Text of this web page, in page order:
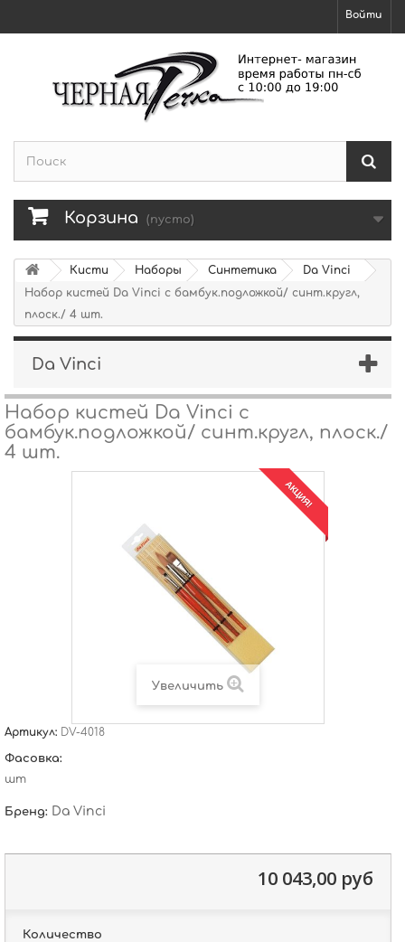
Войти
Корзина (пусто)
Кисти Наборы Синтетика
Da Vinci
Набор кистей Da Vinci с бамбук.подложкой/ синт.кругл,
плоск./ 4 шт.
Da Vinci
Набор кистей Da Vinci с
бамбук.подложкой/ синт.кругл, плоск./
4 шт.
АКЦИЯ!
Увеличить
Артикул: DV-4018
Фасовка:
шт
Бренд: Da Vinci
10 043,00 руб
Количество